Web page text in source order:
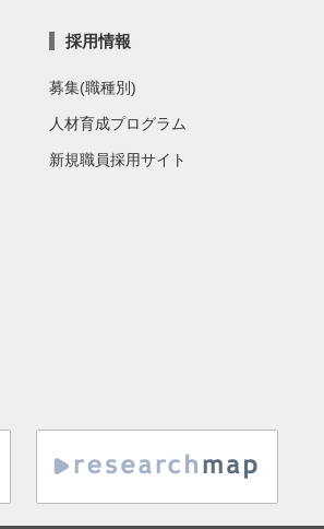
採用情報
募集(職種別)
人材育成プログラム
新規職員採用サイト